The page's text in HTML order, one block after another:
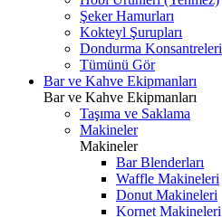
Şeker Hamurları
Kokteyl Şurupları
Dondurma Konsantreleri
Tümünü Gör
Bar ve Kahve Ekipmanları
Bar ve Kahve Ekipmanları
Taşıma ve Saklama
Makineler
Makineler
Bar Blenderları
Waffle Makineleri
Donut Makineleri
Kornet Makineleri